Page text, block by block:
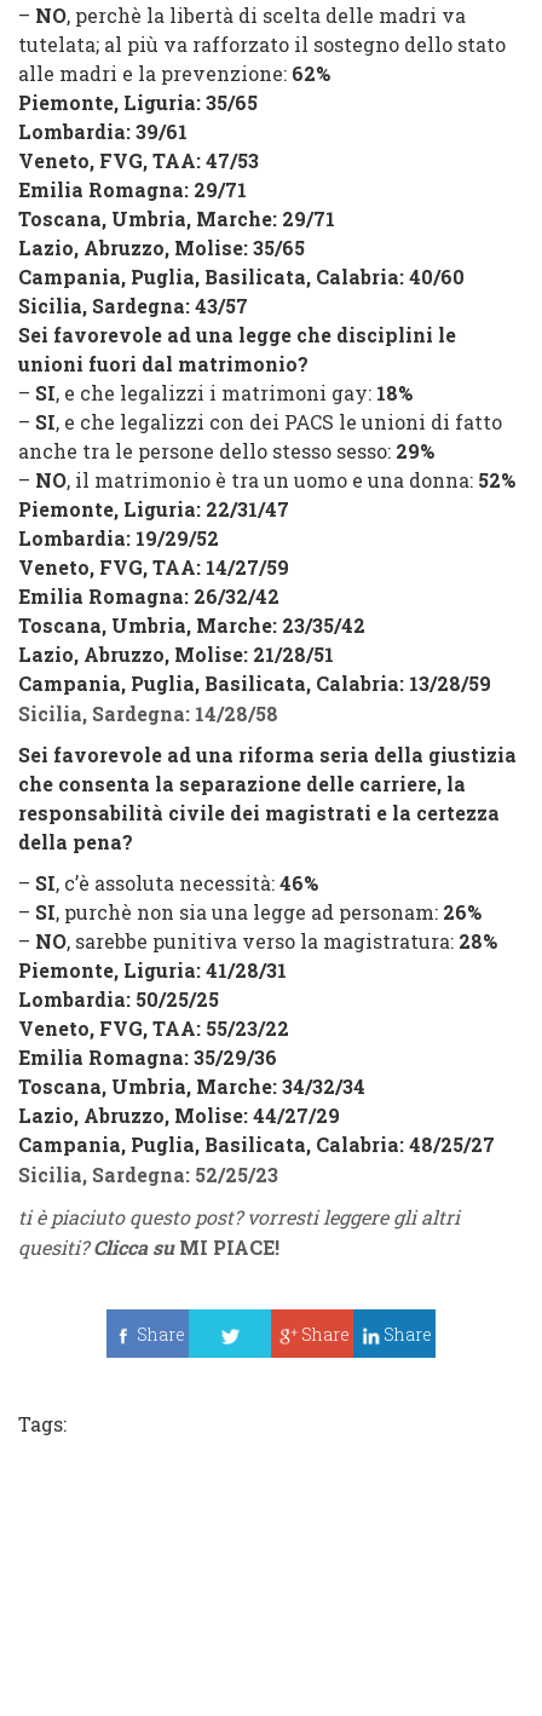
– NO, perchè la libertà di scelta delle madri va
tutelata; al più va rafforzato il sostegno dello stato
alle madri e la prevenzione: 62%
Piemonte, Liguria:35/65
Lombardia:39/61
Veneto, FVG, TAA:47/53
Emilia Romagna: 29/71
Toscana, Umbria, Marche: 29/71
Lazio, Abruzzo, Molise:35/65
Campania, Puglia, Basilicata, Calabria:40/60
Sicilia, Sardegna:43/57
Sei favorevole ad una legge che disciplini le
unioni fuori dal matrimonio?
– SI, e che legalizzi i matrimoni gay: 18%
– SI, e che legalizzi con dei PACS le unioni di fatto
anche tra le persone dello stesso sesso: 29%
– NO, il matrimonio è tra un uomo e una donna: 52%
Piemonte, Liguria: 22/31/47
Lombardia: 19/29/52
Veneto, FVG, TAA: 14/27/59
Emilia Romagna: 26/32/42
Toscana, Umbria, Marche: 23/35/42
Lazio, Abruzzo, Molise: 21/28/51
Campania, Puglia, Basilicata, Calabria: 13/28/59
Sicilia, Sardegna: 14/28/58
Sei favorevole ad una riforma seria della giustizia
che consenta la separazione delle carriere, la
responsabilità civile dei magistrati e la certezza
della pena?
– SI, c’è assoluta necessità:46%
– SI, purchè non sia una legge ad personam: 26%
– NO, sarebbe punitiva verso la magistratura: 28%
Piemonte, Liguria:41/28/31
Lombardia: 50/25/25
Veneto, FVG, TAA: 55/23/22
Emilia Romagna:35/29/36
Toscana, Umbria, Marche:34/32/34
Lazio, Abruzzo, Molise:44/27/29
Campania, Puglia, Basilicata, Calabria:48/25/27
Sicilia, Sardegna: 52/25/23
ti è piaciuto questo post? vorresti leggere gli altri
quesiti?Clicca su MI PIACE!
Share
Share Share
Tags: